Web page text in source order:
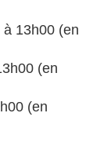
13h00 (en
(en
(en